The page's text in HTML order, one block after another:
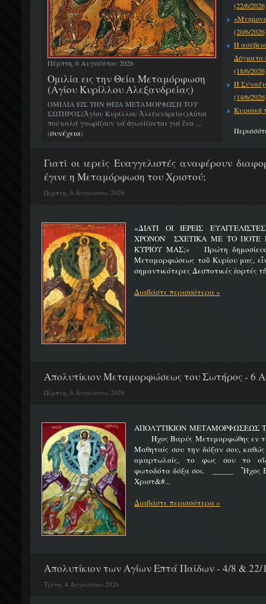
Πέμπτη, 6 Αυγούστου 2026
Ομιλία εις την Θεία Μεταμόρφωση
(Αγίου Κυρίλλου Αλεξανδρείας)
ΟΜΙΛΙΑ ΕΙΣ ΤΗΝ ΘΕΙΑ ΜΕΤΑΜΟΡΦΩΣΗ ΤΟΥ
ΣΩΤΗΡΟΣ(Ἁγίου Κυρίλλου Ἀλεξανδρείας)Αὐτοί
πού καλά γνωρίζουν νά ἀγωνίζονται γιά ἕνα ...
(συνέχεια)
(22/6/
(20/6/
Η
Δόγματα
(18/6/
Η
(14/6/
Κυριακή
Γιατί οι ιερείς Ευαγγελιστές αναφέρουν
έγινε η Μεταμόρφωση του Χριστού;
Πέμπτη, 6 Αυγούστου 2026
«ΔΙΑΤΙ ΟΙ ΙΕΡΕΙΣ
ΧΡΟΝΟΝ ΣΧΕΤΙΚΑ ΜΕ ΤΟ ΠΟΤΕ
ΚΥΡΙΟΥ ΜΑΣ;» Πρώτη
Μεταμορφώσεως τοῦ Κυρίου μας,
σημαντικότερες Δεσποτικές ἑορτές
Διαβάστε περισσότερα »
Απολυτίκιον Μεταμορφώσεως του Σωτήρος - 6
Πέμπτη, 6 Αυγούστου 2026
ΑΠΟΛΥΤΙΚΙΟΝ
Ήχος Βαρύς Μετεμορφώθης εν τω
Μαθηταίς σου την δόξαν σου,
αμαρτωλοίς, το φως σου το
φωτοδότα δόξα σοι. _____ Ἦχος
Χριστ&#...
Διαβάστε περισσότερα »
Απολυτίκιον των Αγίων Επτά Παίδων - 4/8 & 22/
Τρίτη, 4 Αυγούστου 2026